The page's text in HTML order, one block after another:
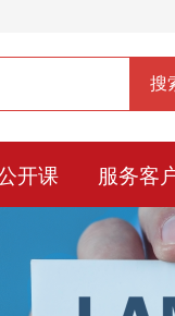
服
开课 服务客